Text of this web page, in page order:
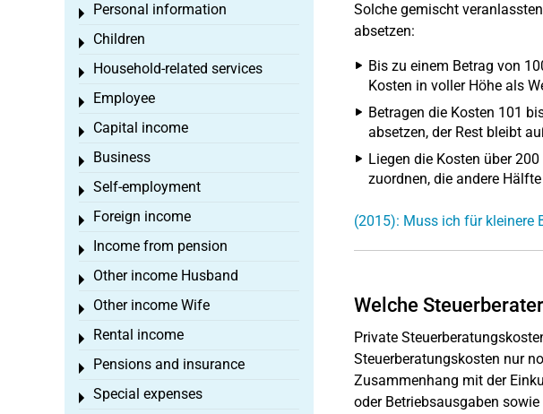
Solche gemischt
absetzen:
Bis zu einem Betrag von
Kosten in voller Höhe als
Betragen die Kosten 101
absetzen, der Rest bleibt
Liegen die Kosten über
zuordnen, die andere
(2015): Muss ich für kleinere
Welche
Private
Steuerberatungskosten nur
Zusammenhang mit der
oder Betriebsausgaben
Personal information
Toggle menu
Children
Toggle menu
Household-related services
Toggle menu
Employee
Toggle menu
Capital income
Toggle menu
Business
Toggle menu
Self-employment
Toggle menu
Foreign income
Toggle menu
Income from pension
Toggle menu
Other income Husband
Toggle menu
Other income Wife
Toggle menu
Rental income
Toggle menu
Pensions and insurance
Toggle menu
Special expenses
Toggle menu